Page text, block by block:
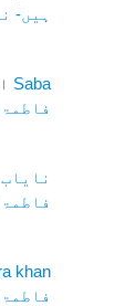
ہیں-
Saba
نایاب
khan